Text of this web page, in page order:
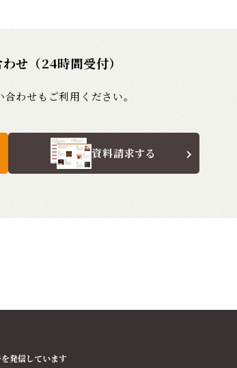
せ（24時間受付）
わせもご利用ください。
資料請求する
発信しています